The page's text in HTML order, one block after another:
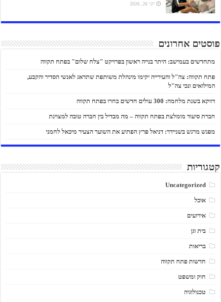
יוני 26, 2026
פוסטים אחרונים
מתחדשים בעמישב: היתר בנייה ראשון בפרויקט "צלח שלום" בפתח תקווה
פתח תקווה: צה"ל והעירייה יקימו מינהלת משותפת שתדאג לאנשי הסדיר והקבע,
המילואים ונכי צה"ל
דווקא בשנת מלחמה: 300 עולים חדשים בחרו בפתח תקווה
חברת סיעוד מומלצת בפתח תקווה – מה מבדיל בין חברה טובה למצוינת
מפגש מרגש בשניידר: דניאל פרץ הפתיע את השוער הצעיר מיכאל לחמני
קטגוריות
Uncategorized
אוכל
אירועים
בית וגן
בריאות
חדשות פתח תקווה
חוק ומשפט
טכנולוגיה